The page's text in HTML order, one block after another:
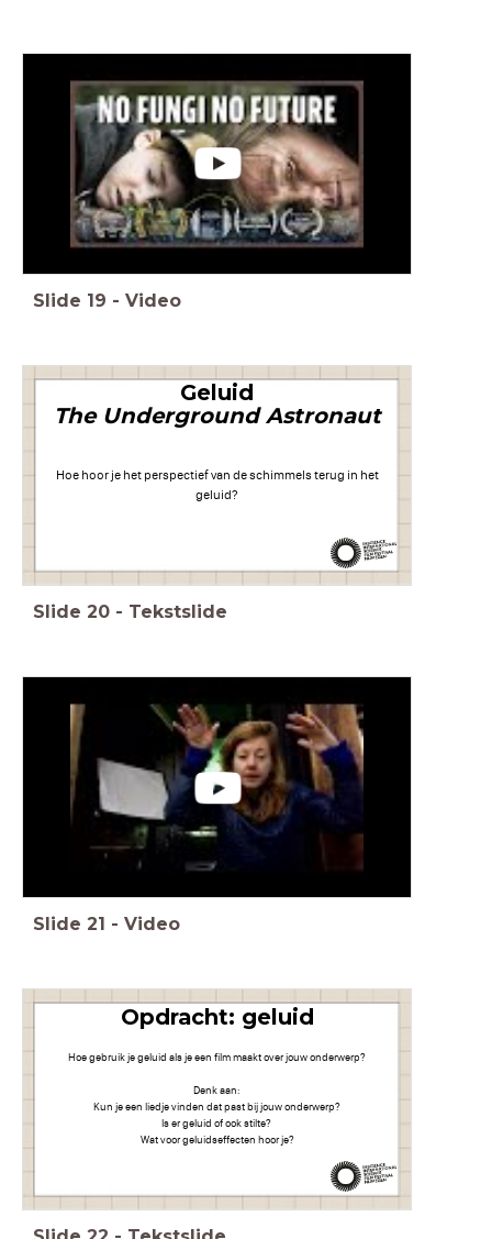
Slide 19 - Video
Geluid
The Underground Astronaut
Hoe hoor je het perspectief van de schimmels terug in het
geluid?
Slide 20 - Tekstslide
Slide 21 - Video
Opdracht: geluid
Hoe gebruik je geluid als je een film maakt over jouw onderwerp?
Denk aan:
Kun je een liedje vinden dat past bij jouw onderwerp?
Is er geluid of ook stilte?
Wat voor geluidseffecten hoor je?